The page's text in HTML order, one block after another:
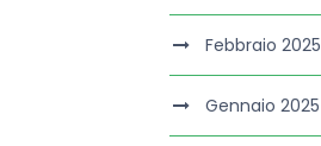
Febbraio 2025
Gennaio 2025